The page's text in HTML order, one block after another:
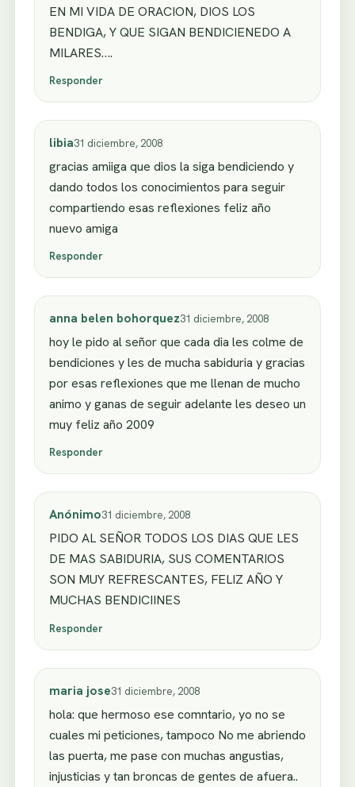
EN MI VIDA DE ORACION, DIOS LOS
BENDIGA, Y QUE SIGAN BENDICIENEDO A
MILARES….
Responder
libia31 diciembre, 2008
gracias amiiga que dios la siga bendiciendo y
dando todos los conocimientos para seguir
compartiendo esas reflexiones feliz año
nuevo amiga
Responder
anna belen bohorquez31 diciembre, 2008
hoy le pido al señor que cada dia les colme de
bendiciones y les de mucha sabiduria y gracias
por esas reflexiones que me llenan de mucho
animo y ganas de seguir adelante les deseo un
muy feliz año 2009
Responder
Anónimo31 diciembre, 2008
PIDO AL SEÑOR TODOS LOS DIAS QUE LES
DE MAS SABIDURIA, SUS COMENTARIOS
SON MUY REFRESCANTES, FELIZ AÑO Y
MUCHAS BENDICIINES
Responder
maria jose31 diciembre, 2008
hola: que hermoso ese comntario, yo no se
cuales mi peticiones, tampoco No me abriendo
las puerta, me pase con muchas angustias,
injusticias y tan broncas de gentes de afuera..